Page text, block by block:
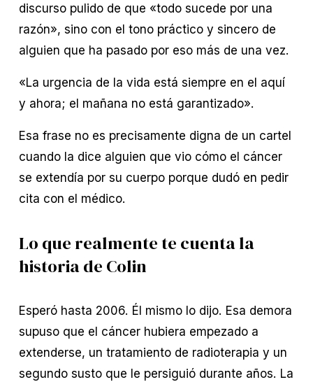
discurso pulido de que «todo sucede por una
razón», sino con el tono práctico y sincero de
alguien que ha pasado por eso más de una vez.
«La urgencia de la vida está siempre en el aquí
y ahora; el mañana no está garantizado».
Esa frase no es precisamente digna de un cartel
cuando la dice alguien que vio cómo el cáncer
se extendía por su cuerpo porque dudó en pedir
cita con el médico.
Lo que realmente te cuenta la
historia de Colin
Esperó hasta 2006. Él mismo lo dijo. Esa demora
supuso que el cáncer hubiera empezado a
extenderse, un tratamiento de radioterapia y un
segundo susto que le persiguió durante años. La